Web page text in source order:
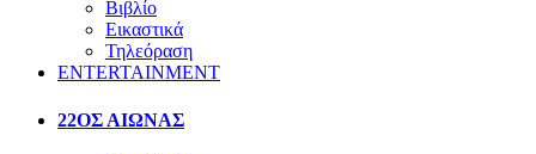
Βιβλίο
Εικαστικά
Τηλεόραση
ENTERTAINMENT
22ΟΣ ΑΙΩΝΑΣ